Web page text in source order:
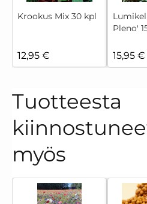
Krookus Mix 30 kpl
12,95 €
Pleno'
15,95 €
Tuotteesta
myös